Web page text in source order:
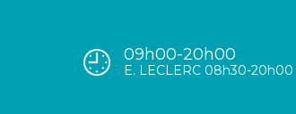
09h00-20h00
E. LECLERC 08h30-20h00
17906362484219529